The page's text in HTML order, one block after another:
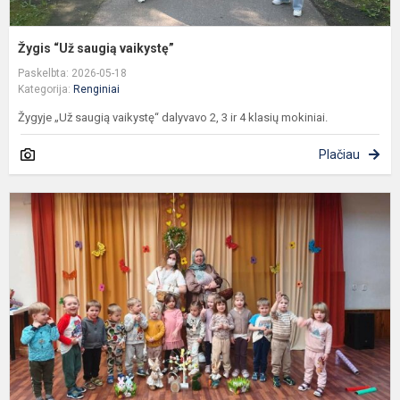
Žygis “Už saugią vaikystę”
Paskelbta: 2026-05-18
Kategorija: Renginiai
Žygyje „Už saugią vaikystę“ dalyvavo 2, 3 ir 4 klasių mokiniai.
Plačiau